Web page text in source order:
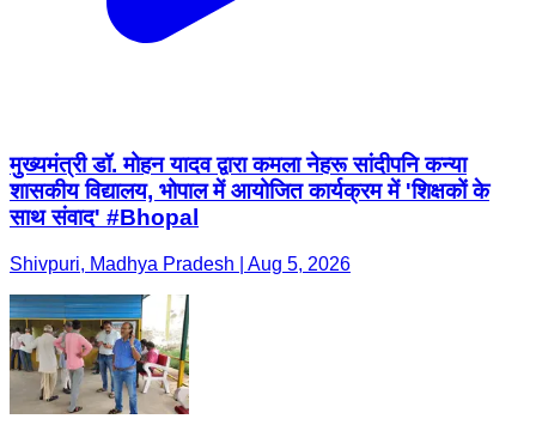
मुख्यमंत्री डॉ. मोहन यादव द्वारा कमला नेहरू सांदीपनि कन्या
शासकीय विद्यालय, भोपाल में आयोजित कार्यक्रम में 'शिक्षकों के
साथ संवाद' #Bhopal
Shivpuri, Madhya Pradesh | Aug 5, 2026